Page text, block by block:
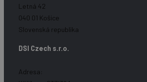
Letná 42
040 01 Košice
Slovenská republika
DSI Czech s.r.o.
Adresa: